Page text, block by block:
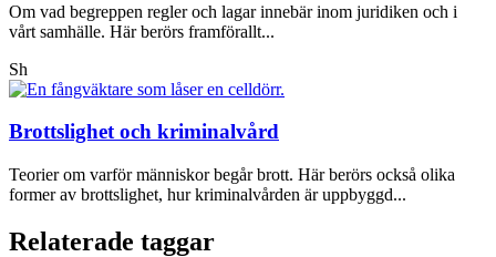
Om vad begreppen regler och lagar innebär inom juridiken och i
vårt samhälle. Här berörs framförallt...
Sh
Brottslighet och kriminalvård
Teorier om varför människor begår brott. Här berörs också olika
former av brottslighet, hur kriminalvården är uppbyggd...
Relaterade taggar